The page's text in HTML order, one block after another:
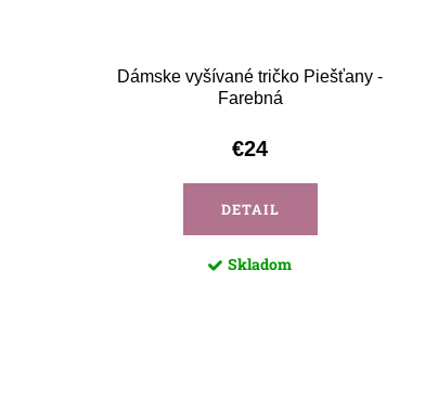
Dámske vyšívané tričko Piešťany -
Farebná
€24
DETAIL
Skladom